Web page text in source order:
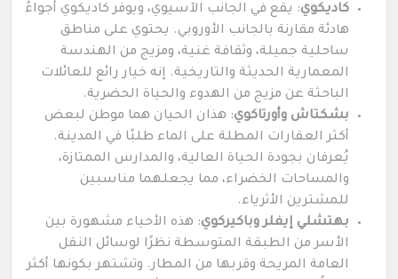
كاديكوي: يقع في الجانب الآسيوي، ويوفر كاديكوي أجواءً
هادئة مقارنة بالجانب الأوروبي. يحتوي على مناطق
ساحلية جميلة، وثقافة غنية، ومزيج من الهندسة
المعمارية الحديثة والتاريخية. إنه خيار رائع للعائلات
الباحثة عن مزيج من الهدوء والحياة الحضرية.
بشكتاش وأورتاكوي: هذان الحيان هما موطن لبعض
أكثر العقارات المطلة على الماء طلبًا في المدينة.
يُعرفان بجودة الحياة العالية، والمدارس الممتازة،
والمساحات الخضراء، مما يجعلهما مناسبين
للمشترين الأثرياء.
بهتشلي إيفلر وباكيركوي: هذه الأحياء مشهورة بين
الأسر من الطبقة المتوسطة نظرًا لوسائل النقل
العامة المريحة وقربها من المطار. وتشتهر بكونها أكثر